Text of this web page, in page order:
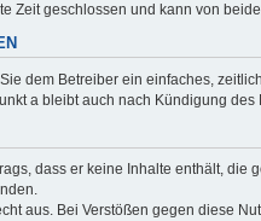
Zeit geschlossen und kann von
dem Betreiber ein einfaches,
a bleibt auch nach Kündigung
dass er keine Inhalte enthält,
aus. Bei Verstößen gegen diese